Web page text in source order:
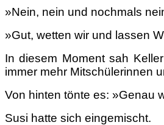
»Nein, nein und nochmals
»Gut, wetten wir und lassen
In diesem Moment sah
immer mehr Mitschülerinnen
Von hinten tönte es: »Genau
Susi hatte sich eingemischt.